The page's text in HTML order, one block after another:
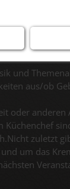
und
aus/ob
oder
Küchenchef
zuletzt
und um das